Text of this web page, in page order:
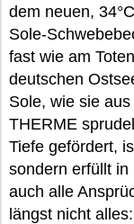
dem neuen,
Sole-
fast wie am
deutschen
Sole, wie sie
THERME
Tiefe gefördert,
sondern erfüllt in
auch alle
längst nicht